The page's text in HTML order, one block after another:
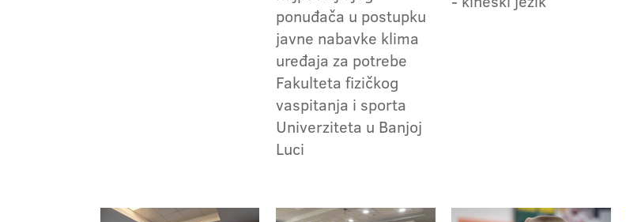
ponuđača u postupku
javne nabavke klima
uređaja za potrebe
Fakulteta fizičkog
vaspitanja i sporta
Univerziteta u Banjoj
Luci